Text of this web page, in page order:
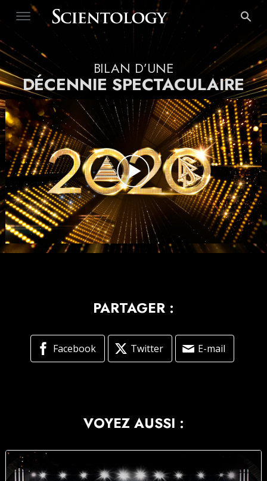
BILAN D’UNE
DÉCENNIE SPECTACULAIRE
Play
Video
PARTAGER :
Facebook Twitter E-mail
VOYEZ AUSSI :